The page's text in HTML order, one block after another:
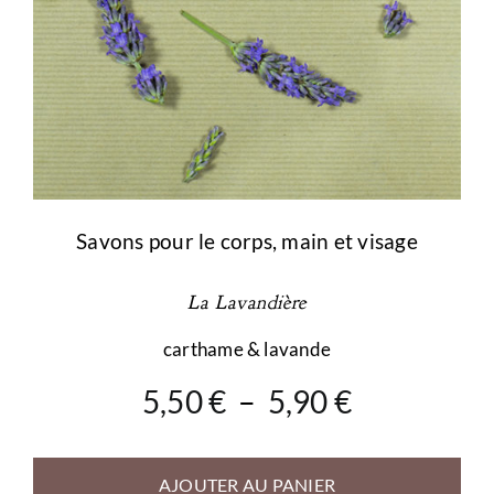
Savons pour le corps, main et visage
La Lavandière
carthame & lavande
5,50€ – 5,90€Plage
prix :
AJOUTER AU PANIER
du
produit